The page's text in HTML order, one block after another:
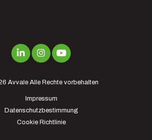
Avvale Alle Rechte vorbehalten
Impressum
Datenschutzbestimmung
Cookie Richtlinie